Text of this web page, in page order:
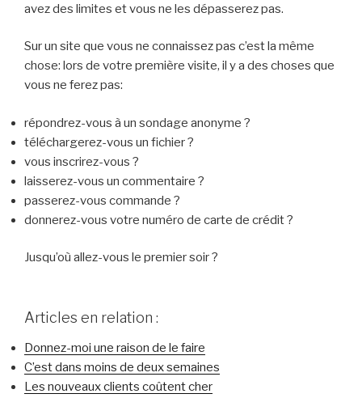
avez des limites et vous ne les dépasserez pas.
Sur un site que vous ne connaissez pas c’est la même
chose: lors de votre première visite, il y a des choses que
vous ne ferez pas:
répondrez-vous à un sondage anonyme ?
téléchargerez-vous un fichier ?
vous inscrirez-vous ?
laisserez-vous un commentaire ?
passerez-vous commande ?
donnerez-vous votre numéro de carte de crédit ?
Jusqu’où allez-vous le premier soir ?
Articles en relation :
Donnez-moi une raison de le faire
C’est dans moins de deux semaines
Les nouveaux clients coûtent cher